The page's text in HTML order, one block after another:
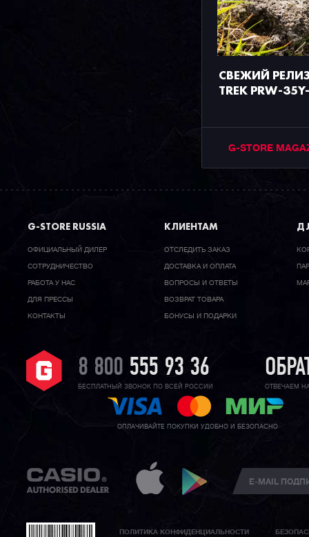
СВЕЖИЙ РЕЛИЗ
TREK PRW-
G-STORE
G-STORE RUSSIA
ОФИЦИАЛЬНЫЙ ДИЛЕР
CОТРУДНИЧЕСТВО
РАБОТА У НАС
ДЛЯ ПРЕССЫ
КОНТАКТЫ
КЛИЕНТАМ
ОТСЛЕДИТЬ ЗАКАЗ
ДОСТАВКА И ОПЛАТА
ВОПРОСЫ И ОТВЕТЫ
ВОЗВРАТ ТОВАРА
БОНУСЫ И ПОДАРКИ
8 800 555 93 36
БЕСПЛАТНЫЙ ЗВОНОК ПО ВСЕЙ РОССИИ ОТВЕЧАЕМ
ОПЛАЧИВАЙТЕ ПОКУПКИ УДОБНО И БЕЗОПАСНО
ПОЛИТИКА КОНФИДЕНЦИАЛЬНОСТИ